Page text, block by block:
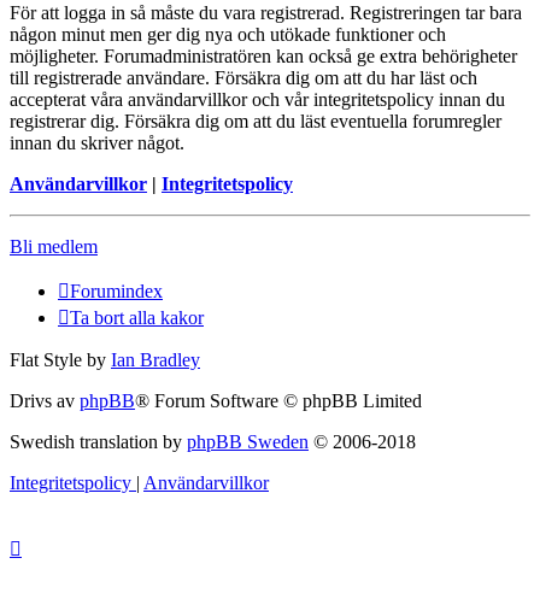
För att logga in så måste du vara registrerad. Registreringen tar bara
någon minut men ger dig nya och utökade funktioner och
möjligheter. Forumadministratören kan också ge extra behörigheter
till registrerade användare. Försäkra dig om att du har läst och
accepterat våra användarvillkor och vår integritetspolicy innan du
registrerar dig. Försäkra dig om att du läst eventuella forumregler
innan du skriver något.
Användarvillkor | Integritetspolicy
Bli medlem
Forumindex
Ta bort alla kakor
Flat Style by Ian Bradley
Drivs av phpBB® Forum Software © phpBB Limited
Swedish translation by phpBB Sweden © 2006-2018
Integritetspolicy | Användarvillkor